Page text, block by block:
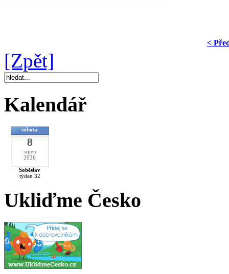
<
[Zpět]
Kalendář
sobota
8
srpen
2026
Soběslav
týden 32
Ukliďme Česko